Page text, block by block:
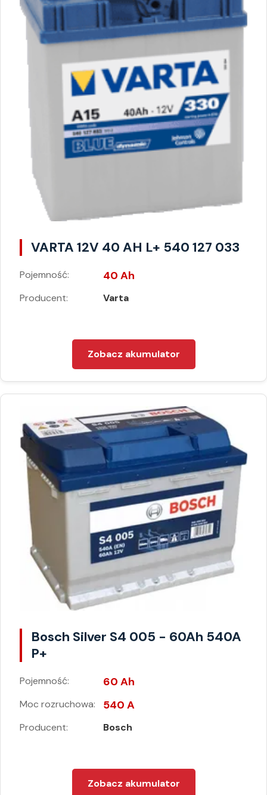
VARTA 12V 40 AH L+ 540 127 033
Pojemność: 40 Ah
Producent: Varta
Zobacz akumulator
Bosch Silver S4 005 - 60Ah 540A
P+
Pojemność: 60 Ah
Moc rozruchowa: 540 A
Producent: Bosch
Zobacz akumulator